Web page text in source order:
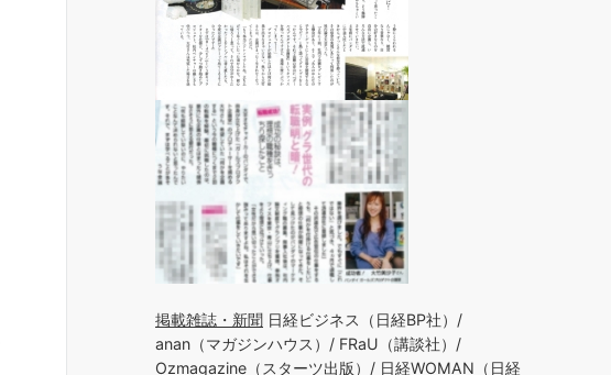
掲載雑誌・新聞 日経ビジネス（日経BP社）/
anan（マガジンハウス）/ FRaU（講談社）/
Ozmagazine（スターツ出版）/ 日経WOMAN（日経